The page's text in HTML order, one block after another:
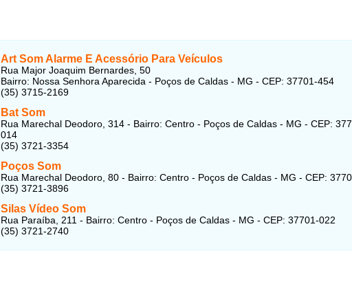
Art Som Alarme E Acessório Para Veículos
Rua Major Joaquim Bernardes, 50
Bairro: Nossa Senhora Aparecida - Poços de Caldas - MG - CEP: 37701-454
(35) 3715-2169
Bat Som
Rua Marechal Deodoro, 314 - Bairro: Centro - Poços de Caldas - MG - CEP:
014
(35) 3721-3354
Poços Som
Rua Marechal Deodoro, 80 - Bairro: Centro - Poços de Caldas - MG - CEP:
(35) 3721-3896
Silas Vídeo Som
Rua Paraíba, 211 - Bairro: Centro - Poços de Caldas - MG - CEP: 37701-022
(35) 3721-2740